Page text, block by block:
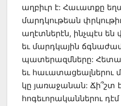
աղբիւր է: Հաւատքը
մարդկութեան
աղէտներէն, ինչպէս են
եւ մարդկային
պատերազմները:
եւ հաւատացեալներու
կը յառաջանան: Ճի՞շտ
հոգեւորականներու